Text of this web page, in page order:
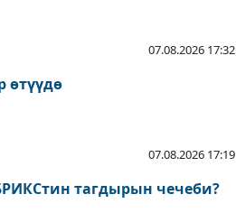
07.08.2026 17:32
өтүүдө
07.08.2026 17:19
тагдырын чечеби?